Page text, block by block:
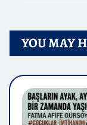
YOU MAY